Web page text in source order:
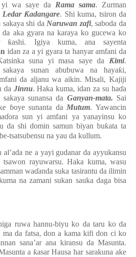
wa saye da Rama sama. Zurman
Ledar Ƙadangare. Shi kuma, tsiron da
shi da Naruwan zafi, saboda da
aka gyara na karaya ko gucewa ko
ƙashi. Igiya kuma, ana sayenta
n idan za a yi gyara ta hanyar amfani da
suna yi masa saye da Ƙimi.
sunan abubuwa na hayaƙi,
da aljanu wa aikin. Misali, Kajiji
da Jinnu. Haka kuma, idan za su haɗa
sunansa da Ganyan-mata. Sai
ɓoye sunanta da Mutum. Yawancin
ɗora sun yi amfani ya yanayinsu ko
da shi domin samun biyan buƙata ta
tsatsubensu na yau da kullum.
ne a yayi gudanar da ayyukansu
rayuwarsu. Haka kuma, wasu
waɗanda suka tasirantu da ilimin
na zamani sukan sauka daga bisa
ruwa hannu-biyu ko da taru ko da
da fatsa, don a kama kifi don ci ko
sana’ar ana kiransu da Masunta.
a ƙasar Hausa har sarakuna ake